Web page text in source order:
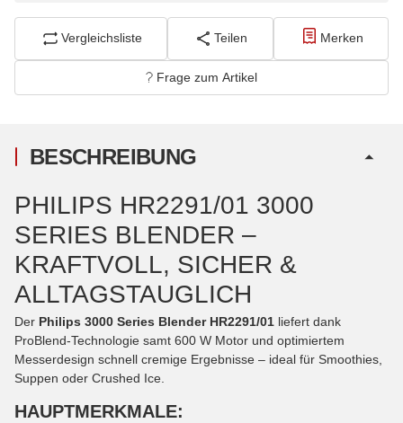
Vergleichsliste Teilen Merken
Frage zum Artikel
BESCHREIBUNG
PHILIPS HR2291/01 3000
SERIES BLENDER –
KRAFTVOLL, SICHER &
ALLTAGSTAUGLICH
Der Philips 3000 Series Blender HR2291/01 liefert dank
ProBlend-Technologie samt 600 W Motor und optimiertem
Messerdesign schnell cremige Ergebnisse – ideal für Smoothies,
Suppen oder Crushed Ice.
HAUPTMERKMALE: